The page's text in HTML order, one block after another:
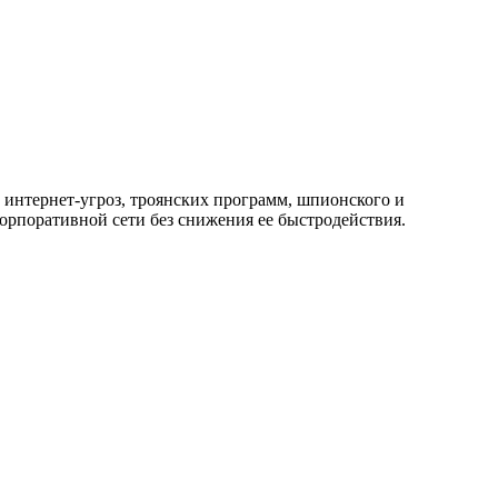
угроз, троянских программ, шпионского и
сети без снижения ее быстродействия.